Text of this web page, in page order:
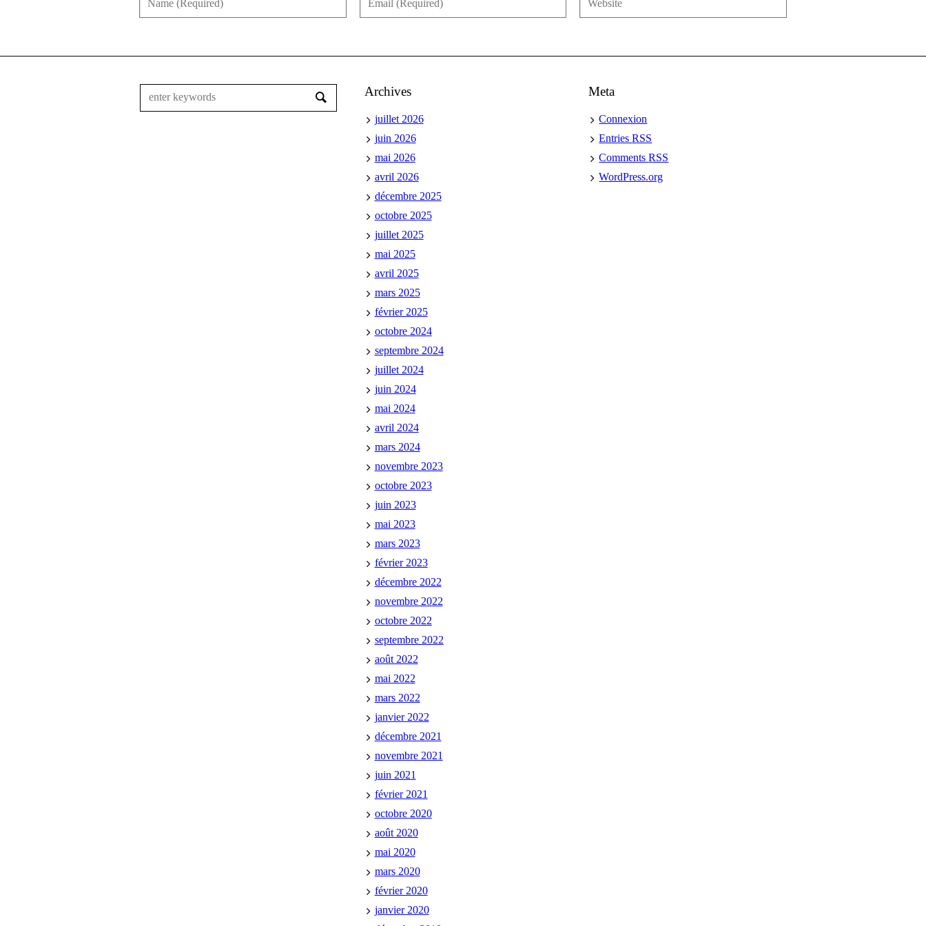
Archives
juillet 2026
juin 2026
mai 2026
avril 2026
décembre 2025
octobre 2025
juillet 2025
mai 2025
avril 2025
mars 2025
février 2025
octobre 2024
septembre 2024
juillet 2024
juin 2024
mai 2024
avril 2024
mars 2024
novembre 2023
octobre 2023
juin 2023
mai 2023
mars 2023
février 2023
décembre 2022
novembre 2022
octobre 2022
septembre 2022
août 2022
mai 2022
mars 2022
janvier 2022
décembre 2021
novembre 2021
juin 2021
février 2021
octobre 2020
août 2020
mai 2020
mars 2020
février 2020
janvier 2020
Meta
Connexion
EntriesRSS
CommentsRSS
WordPress.org